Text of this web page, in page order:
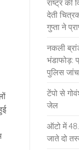
राष्ट्र की
देती
गुप्ता ने
नकली
भंडाफोड़:
पुलिस
टेंपो से
जेल
ऑटो में
जाते दो